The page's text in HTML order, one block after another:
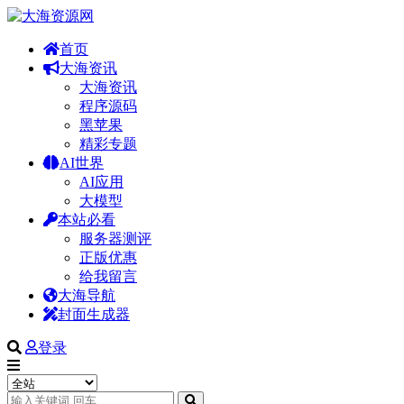
首页
大海资讯
大海资讯
程序源码
黑苹果
精彩专题
AI世界
AI应用
大模型
本站必看
服务器测评
正版优惠
给我留言
大海导航
封面生成器
登录